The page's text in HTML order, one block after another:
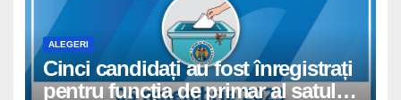
ALEGERI
Cinci candidați au fost înregistrați
pentru funcția de primar al satului